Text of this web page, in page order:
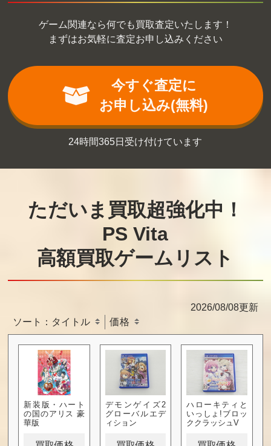
ゲーム関連なら何でも買取査定いたします！
まずはお気軽に査定お申し込みください
今すぐ査定に
お申し込み(無料)
24時間365日受け付けています
ただいま買取超強化中！
PS Vita
高額買取ゲームリスト
ソート： タイトル 価格
2026/08/08更新
新装版・ハート
の国のアリス 豪
華版
デモンゲイズ2
グローバルエデ
ィション
ハローキティと
いっしょ!ブロッ
ククラッシュV